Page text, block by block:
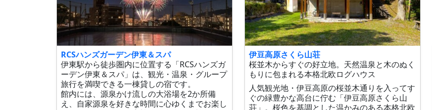
RCSハンズガーデン伊東＆スパ
伊東駅から徒歩圏内に位置する「RCSハンズガ
ーデン伊東＆スパ」は、観光・温泉・グループ
旅行を満喫できる一棟貸しの宿です。
館内には、源泉かけ流しの大浴場を2か所備
え、自家源泉を好きな時間に心ゆくまでお楽し
伊豆高原さくら山荘
桜並木からすぐの好立地。天然温泉と木のぬく
もりに包まれる本格北欧ログハウス
人気観光地・伊豆高原の桜並木通りを入ってす
ぐの緑豊かな高台に佇む「伊豆高原さくら山
荘」。桜色を基調とした温かみのある本格北欧